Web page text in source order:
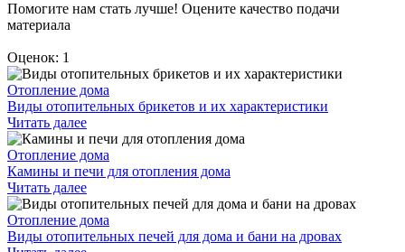
Помогите нам стать лучше! Оцените качество подачи
материала
Оценок: 1
Отопление дома
Виды отопительных брикетов и их характеристики
Читать далее
Отопление дома
Камины и печи для отопления дома
Читать далее
Отопление дома
Виды отопительных печей для дома и бани на дровах